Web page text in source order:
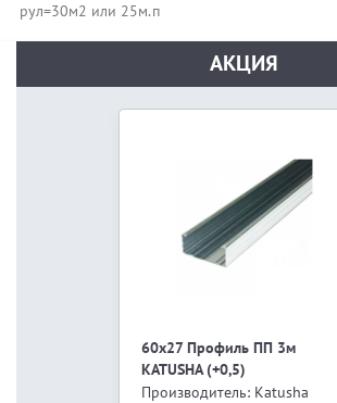
рул=30м2 или 25м.п
АКЦИЯ
60х27 Профиль ПП 3м
KATUSHA (+0,5)
Производитель: Katusha